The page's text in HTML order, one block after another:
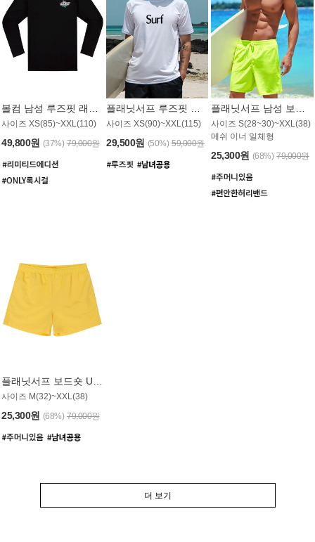
사이즈 XS(85)~XXL(110)
49,800원 (37%) 79,000원
사이즈 XS(90)~XXL(115)
29,500원 (50%) 59,000원
사이즈 S(28~30)~XXL(38)
메쉬 이너 일체형
25,300원 (68%) 79,000원
플래닛서프 보드숏 UMB008YPS
사이즈 M(32)~XXL(38)
25,300원 (68%) 79,000원
더 보기